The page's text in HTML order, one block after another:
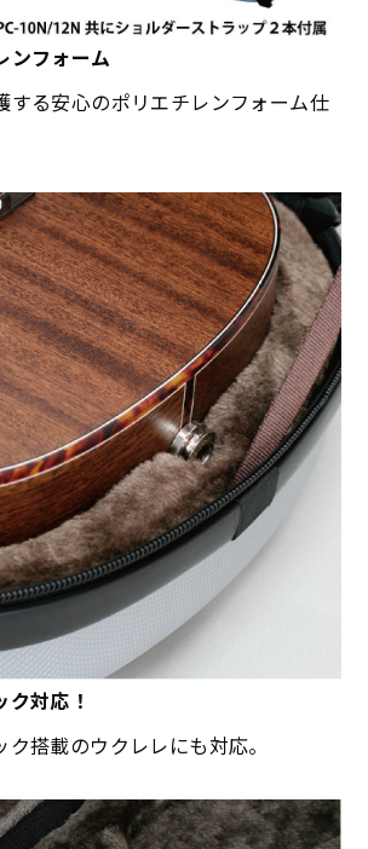
ンフォーム
する安心のポリエチレンフォーム仕
対応！
搭載のウクレレにも対応。